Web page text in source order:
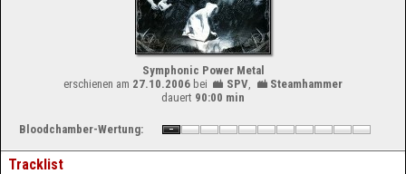
Symphonic Power Metal
erschienen am 27.10.2006bei SPV,
Steamhammer
dauert 90:00 min
Bloodchamber-Wertung:
Tracklist